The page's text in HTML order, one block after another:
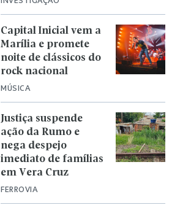
MÚSICA
Capital Inicial vem a
Marília e promete
noite de clássicos do
rock nacional
FERROVIA
Justiça suspende
ação da Rumo e
nega despejo
imediato de famílias
em Vera Cruz